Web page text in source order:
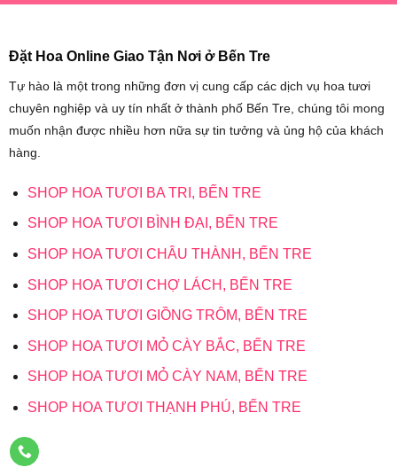
Đặt Hoa Online Giao Tận Nơi ở Bến Tre
Tự hào là một trong những đơn vị cung cấp các dịch vụ hoa tươi
chuyên nghiệp và uy tín nhất ở thành phố Bến Tre, chúng tôi mong
muốn nhận được nhiều hơn nữa sự tin tưởng và ủng hộ của khách
hàng.
SHOP HOA TƯƠI BA TRI, BẾN TRE
SHOP HOA TƯƠI BÌNH ĐẠI, BẾN TRE
SHOP HOA TƯƠI CHÂU THÀNH, BẾN TRE
SHOP HOA TƯƠI CHỢ LÁCH, BẾN TRE
SHOP HOA TƯƠI GIỒNG TRÔM, BẾN TRE
SHOP HOA TƯƠI MỎ CÀY BẮC, BẾN TRE
SHOP HOA TƯƠI MỎ CÀY NAM, BẾN TRE
SHOP HOA TƯƠI THẠNH PHÚ, BẾN TRE